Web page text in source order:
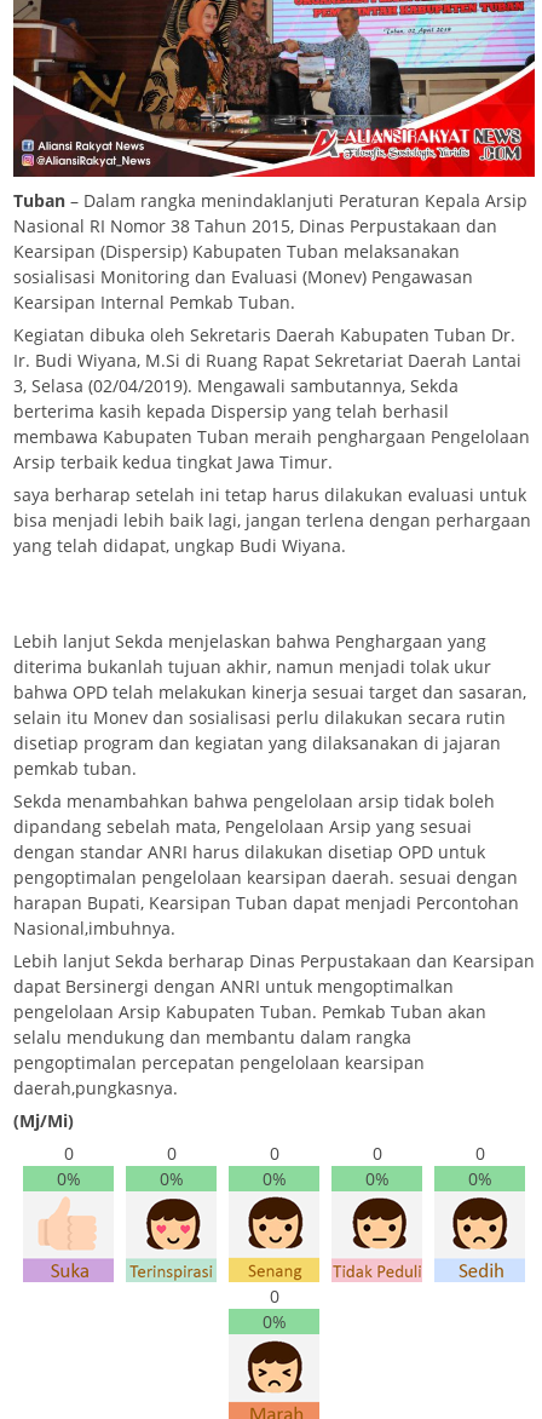
Tuban – Dalam rangka menindaklanjuti Peraturan Kepala Arsip
Nasional RI Nomor 38 Tahun 2015, Dinas Perpustakaan dan
Kearsipan (Dispersip) Kabupaten Tuban melaksanakan
sosialisasi Monitoring dan Evaluasi (Monev) Pengawasan
Kearsipan Internal Pemkab Tuban.
Kegiatan dibuka oleh Sekretaris Daerah Kabupaten Tuban Dr.
Ir. Budi Wiyana, M.Si di Ruang Rapat Sekretariat Daerah Lantai
3, Selasa (02/04/2019). Mengawali sambutannya, Sekda
berterima kasih kepada Dispersip yang telah berhasil
membawa Kabupaten Tuban meraih penghargaan Pengelolaan
Arsip terbaik kedua tingkat Jawa Timur.
saya berharap setelah ini tetap harus dilakukan evaluasi untuk
bisa menjadi lebih baik lagi, jangan terlena dengan perhargaan
yang telah didapat, ungkap Budi Wiyana.
Lebih lanjut Sekda menjelaskan bahwa Penghargaan yang
diterima bukanlah tujuan akhir, namun menjadi tolak ukur
bahwa OPD telah melakukan kinerja sesuai target dan sasaran,
selain itu Monev dan sosialisasi perlu dilakukan secara rutin
disetiap program dan kegiatan yang dilaksanakan di jajaran
pemkab tuban.
Sekda menambahkan bahwa pengelolaan arsip tidak boleh
dipandang sebelah mata, Pengelolaan Arsip yang sesuai
dengan standar ANRI harus dilakukan disetiap OPD untuk
pengoptimalan pengelolaan kearsipan daerah. sesuai dengan
harapan Bupati, Kearsipan Tuban dapat menjadi Percontohan
Nasional,imbuhnya.
Lebih lanjut Sekda berharap Dinas Perpustakaan dan Kearsipan
dapat Bersinergi dengan ANRI untuk mengoptimalkan
pengelolaan Arsip Kabupaten Tuban. Pemkab Tuban akan
selalu mendukung dan membantu dalam rangka
pengoptimalan percepatan pengelolaan kearsipan
daerah,pungkasnya.
(Mj/Mi)
0
0%
0
0%
0
0%
0
0%
0
0%
0
0%